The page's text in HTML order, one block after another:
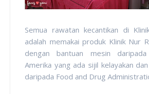
Semua rawatan kecantikan di
adalah memakai produk Klinik Nur
dengan bantuan mesin
Amerika yang ada sijil kelayakan
daripada Food and Drug